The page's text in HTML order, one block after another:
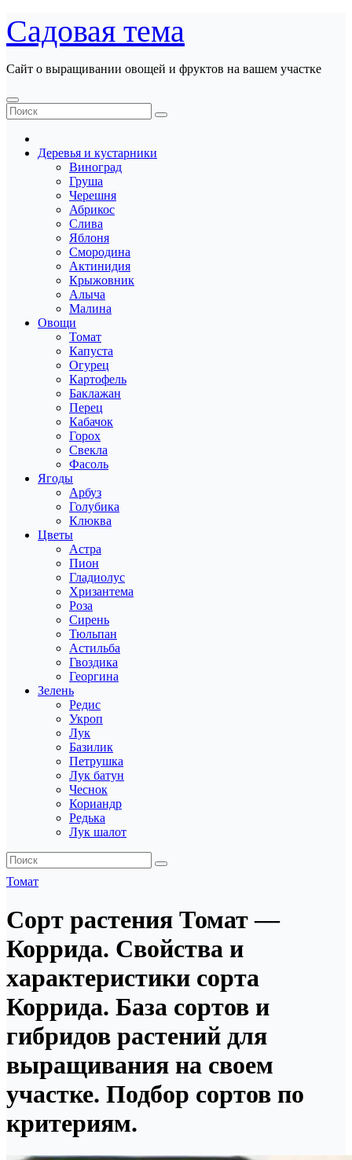
Перейти
к
содержанию
Садовая тема
Сайт о выращивании овощей и фруктов на вашем участке
Деревья и кустарники
Виноград
Груша
Черешня
Абрикос
Слива
Яблоня
Смородина
Актинидия
Крыжовник
Алыча
Малина
Овощи
Томат
Капуста
Огурец
Картофель
Баклажан
Перец
Кабачок
Горох
Свекла
Фасоль
Ягоды
Арбуз
Голубика
Клюква
Цветы
Астра
Пион
Гладиолус
Хризантема
Роза
Сирень
Тюльпан
Астильба
Гвоздика
Георгина
Зелень
Редис
Укроп
Лук
Базилик
Петрушка
Лук батун
Чеснок
Кориандр
Редька
Лук шалот
Томат
Сорт растения Томат —
Коррида. Свойства и
характеристики сорта
Коррида. База сортов и
гибридов растений для
выращивания на своем
участке. Подбор сортов по
критериям.